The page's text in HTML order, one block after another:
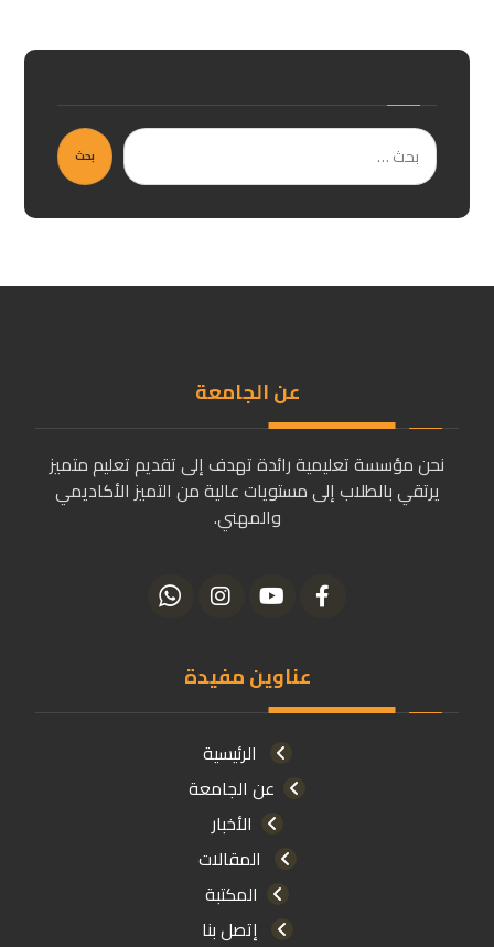
بحث
عن الجامعة
نحن مؤسسة تعليمية رائدة تهدف إلى تقديم تعليم متميز
يرتقي بالطلاب إلى مستويات عالية من التميز الأكاديمي
والمهني.
عناوين مفيدة
الرئيسية
عن الجامعة
الأخبار
المقالات
المكتبة
إتصل بنا